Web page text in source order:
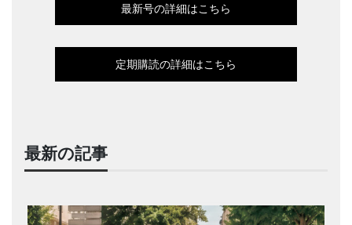
最新号の詳細はこちら
定期購読の詳細はこちら
最新の記事